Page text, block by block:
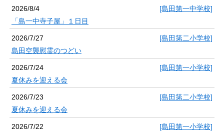
2026/8/4
[島田第一中学校]
「島一中寺子屋」１日目
2026/7/27
[島田第二小学校]
島田空襲慰霊のつどい
2026/7/24
[島田第一小学校]
夏休みを迎える会
2026/7/23
[島田第二小学校]
夏休みを迎える会
2026/7/22
[島田第一小学校]